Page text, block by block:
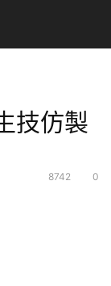
技仿製
0
8742